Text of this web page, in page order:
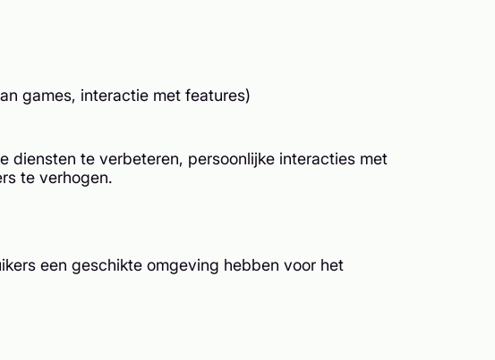
games, interactie met features)
diensten te verbeteren, persoonlijke interacties met
te verhogen.
een geschikte omgeving hebben voor het